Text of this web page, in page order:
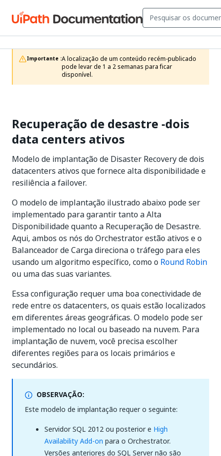
Importante :A localização de um conteúdo recém-publicado
pode levar de 1 a 2 semanas para ficar
disponível.
Recuperação de desastre -dois
data centers ativos
Modelo de implantação de Disaster Recovery de dois
datacenters ativos que fornece alta disponibilidade e
resiliência a failover.
O modelo de implantação ilustrado abaixo pode ser
implementado para garantir tanto a Alta
Disponibilidade quanto a Recuperação de Desastre.
Aqui, ambos os nós do Orchestrator estão ativos e o
Balanceador de Carga direciona o tráfego para eles
usando um algoritmo específico, como o Round Robin
ou uma das suas variantes.
Essa configuração requer uma boa conectividade de
rede entre os datacenters, os quais estão localizados
em diferentes áreas geográficas. O modelo pode ser
implementado no local ou baseado na nuvem. Para
implantação de nuvem, você precisa escolher
diferentes regiões para os locais primários e
secundários.
OBSERVAÇÃO:
Este modelo de implantação requer o seguinte:
Servidor SQL 2012 ou posterior e High
Availability Add-on para o Orchestrator.
Versões anteriores do SQL Server não são